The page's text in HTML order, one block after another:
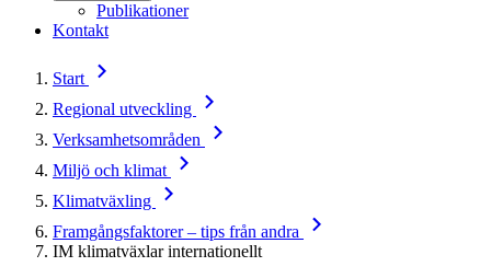
Publikationer
Kontakt
Start
Regional utveckling
Verksamhetsområden
Miljö och klimat
Klimatväxling
Framgångsfaktorer – tips från andra
IM klimatväxlar internationellt